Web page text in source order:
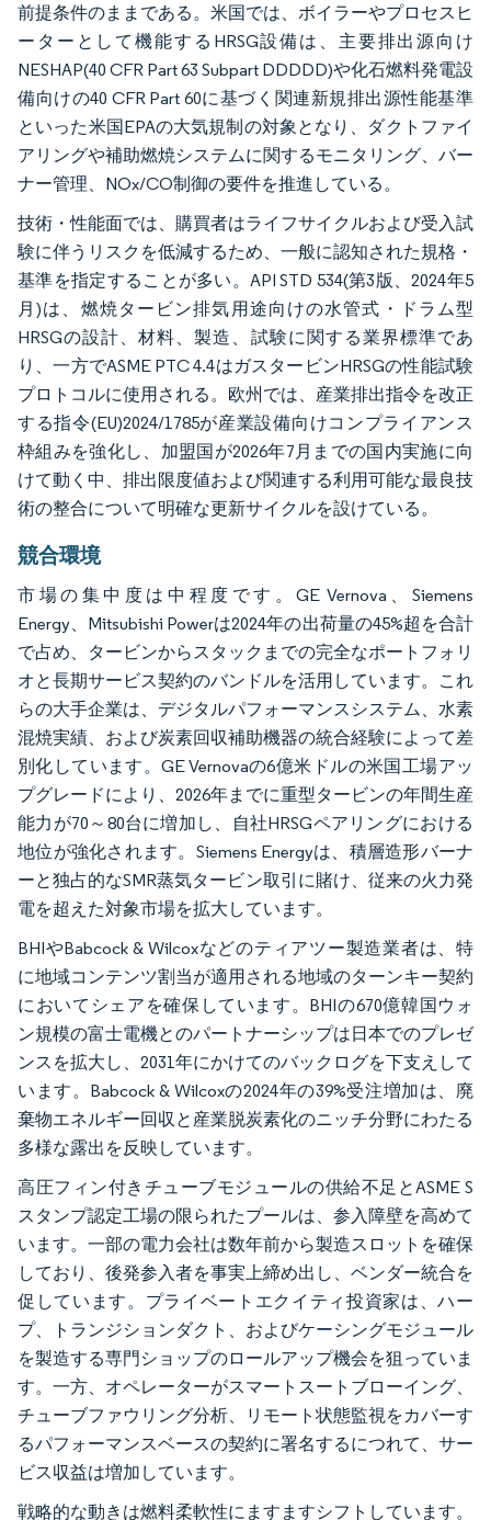
前提条件のままである。米国では、ボイラーやプロセスヒ
ーターとして機能するHRSG設備は、主要排出源向け
NESHAP(40 CFR Part 63 Subpart DDDDD)や化石燃料発電設
備向けの40 CFR Part 60に基づく関連新規排出源性能基準
といった米国EPAの大気規制の対象となり、ダクトファイ
アリングや補助燃焼システムに関するモニタリング、バー
ナー管理、NOx/CO制御の要件を推進している。
技術・性能面では、購買者はライフサイクルおよび受入試
験に伴うリスクを低減するため、一般に認知された規格・
基準を指定することが多い。API STD 534(第3版、2024年5
月)は、燃焼タービン排気用途向けの水管式・ドラム型
HRSGの設計、材料、製造、試験に関する業界標準であ
り、一方でASME PTC 4.4はガスタービンHRSGの性能試験
プロトコルに使用される。欧州では、産業排出指令を改正
する指令(EU)2024/1785が産業設備向けコンプライアンス
枠組みを強化し、加盟国が2026年7月までの国内実施に向
けて動く中、排出限度値および関連する利用可能な最良技
術の整合について明確な更新サイクルを設けている。
競合環境
市場の集中度は中程度です。GE Vernova、Siemens
Energy、Mitsubishi Powerは2024年の出荷量の45%超を合計
で占め、タービンからスタックまでの完全なポートフォリ
オと長期サービス契約のバンドルを活用しています。これ
らの大手企業は、デジタルパフォーマンスシステム、水素
混焼実績、および炭素回収補助機器の統合経験によって差
別化しています。GE Vernovaの6億米ドルの米国工場アッ
プグレードにより、2026年までに重型タービンの年間生産
能力が70～80台に増加し、自社HRSGペアリングにおける
地位が強化されます。Siemens Energyは、積層造形バーナ
ーと独占的なSMR蒸気タービン取引に賭け、従来の火力発
電を超えた対象市場を拡大しています。
BHIやBabcock & Wilcoxなどのティアツー製造業者は、特
に地域コンテンツ割当が適用される地域のターンキー契約
においてシェアを確保しています。BHIの670億韓国ウォ
ン規模の富士電機とのパートナーシップは日本でのプレゼ
ンスを拡大し、2031年にかけてのバックログを下支えして
います。Babcock & Wilcoxの2024年の39%受注増加は、廃
棄物エネルギー回収と産業脱炭素化のニッチ分野にわたる
多様な露出を反映しています。
高圧フィン付きチューブモジュールの供給不足とASME S
スタンプ認定工場の限られたプールは、参入障壁を高めて
います。一部の電力会社は数年前から製造スロットを確保
しており、後発参入者を事実上締め出し、ベンダー統合を
促しています。プライベートエクイティ投資家は、ハー
プ、トランジションダクト、およびケーシングモジュール
を製造する専門ショップのロールアップ機会を狙っていま
す。一方、オペレーターがスマートスートブローイング、
チューブファウリング分析、リモート状態監視をカバーす
るパフォーマンスベースの契約に署名するにつれて、サー
ビス収益は増加しています。
戦略的な動きは燃料柔軟性にますますシフトしています。